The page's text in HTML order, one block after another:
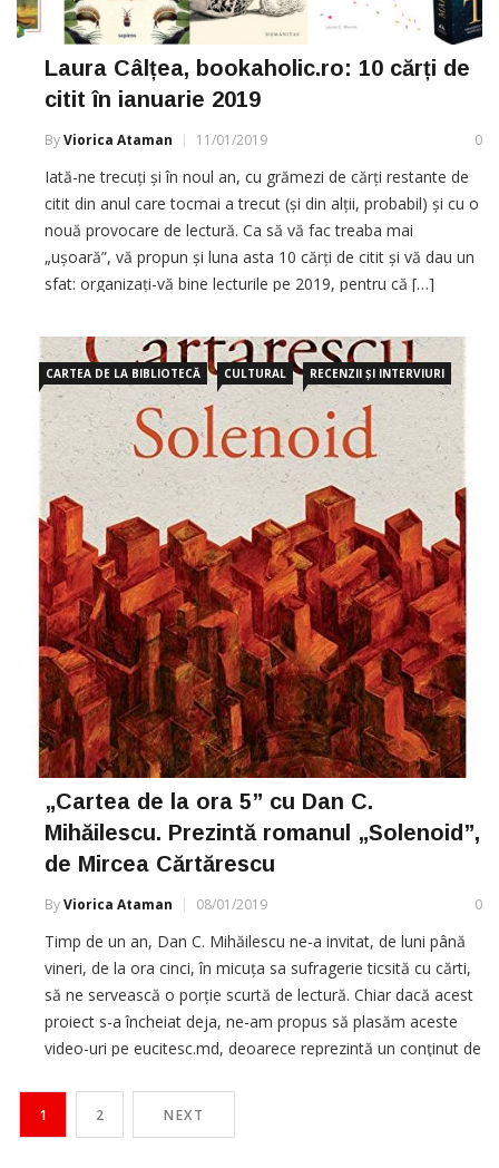
Laura Câlțea, bookaholic.ro: 10 cărți de
citit în ianuarie 2019
ByViorica Ataman 11/01/2019 0
Iată-ne trecuți și în noul an, cu grămezi de cărți restante de
citit din anul care tocmai a trecut (și din alții, probabil) și cu o
nouă provocare de lectură. Ca să vă fac treaba mai
„ușoară”, vă propun și luna asta 10 cărți de citit și vă dau un
sfat: organizați-vă bine lecturile pe 2019, pentru că […]
CARTEA DE LA BIBLIOTECĂ CULTURAL RECENZII ȘI INTERVIURI
„Cartea de la ora 5” cu Dan C.
Mihăilescu. Prezintă romanul „Solenoid”,
de Mircea Cărtărescu
ByViorica Ataman 08/01/2019 0
Timp de un an, Dan C. Mihăilescu ne-a invitat, de luni până
vineri, de la ora cinci, în micuța sa sufragerie ticsită cu cărti,
să ne servească o porție scurtă de lectură. Chiar dacă acest
proiect s-a încheiat deja, ne-am propus să plasăm aceste
video-uri pe eucitesc.md, deoarece reprezintă un conţinut de
1 2 NEXT